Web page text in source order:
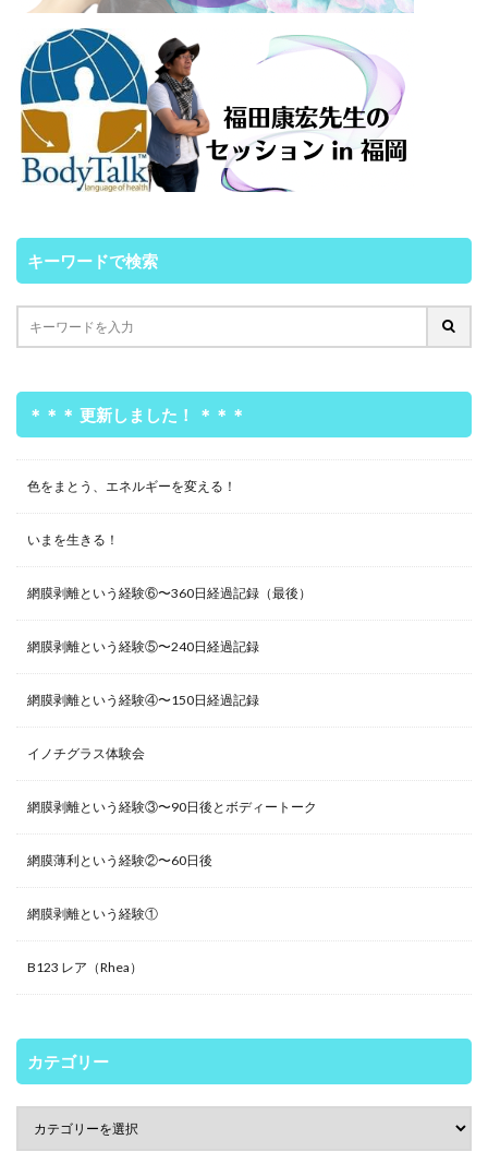
キーワードで検索
＊＊＊ 更新しました！ ＊＊＊
色をまとう、エネルギーを変える！
いまを生きる！
網膜剥離という経験⑥〜360日経過記録（最後）
網膜剥離という経験⑤〜240日経過記録
網膜剥離という経験④〜150日経過記録
イノチグラス体験会
網膜剥離という経験③〜90日後とボディートーク
網膜薄利という経験②〜60日後
網膜剥離という経験①
B123 レア（Rhea）
カテゴリー